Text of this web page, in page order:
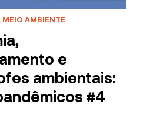
MEIO AMBIENTE
e
ambientais:
#4